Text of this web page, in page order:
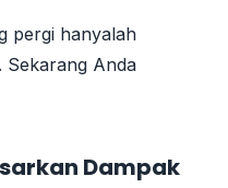
pergi hanyalah
Sekarang Anda
Dampak